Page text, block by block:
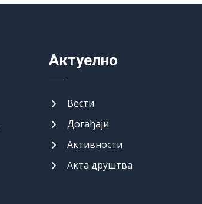
Актуелно
Вести
Догађаји
Активности
Акта друштва